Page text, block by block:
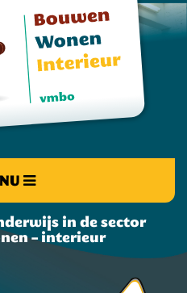
in de sector
– interieur